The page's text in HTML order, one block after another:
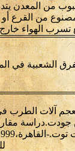
من المعدن
الهواء خارج
الشعبية في
جودت.دراسة